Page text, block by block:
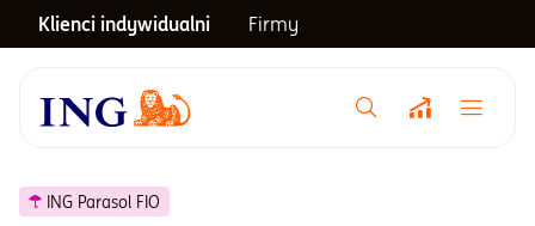
Klienci indywidualni Firmy
Menu główne
Notowania
ING Parasol FIO